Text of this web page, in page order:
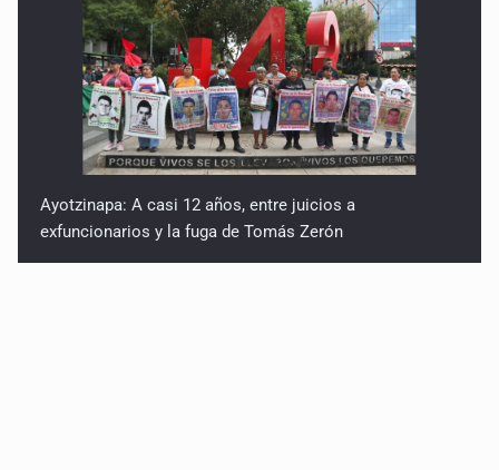
Ayotzinapa: A casi 12 años, entre juicios a
exfuncionarios y la fuga de Tomás Zerón